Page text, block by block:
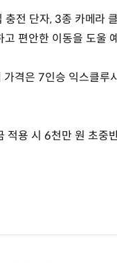
전 단자, 3종 카메라
고 편안한 이동을 도울
가격은 7인승 익스클루
적용 시 6천만 원 초중